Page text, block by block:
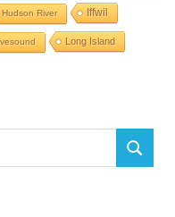
Hudson River Iffwil
Long Island
SUCHEN